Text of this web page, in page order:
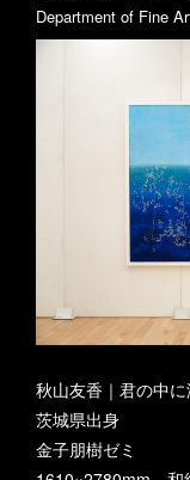
Department of Fine
秋山友香｜君の中
茨城県出身
金子朋樹ゼミ